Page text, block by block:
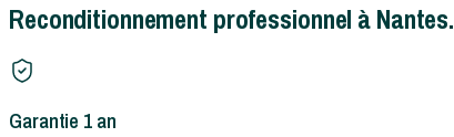
Reconditionnement professionnel à Nantes.
Garantie 1 an